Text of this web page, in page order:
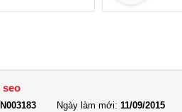
seo
Ngày làm mới: 11/09/2015